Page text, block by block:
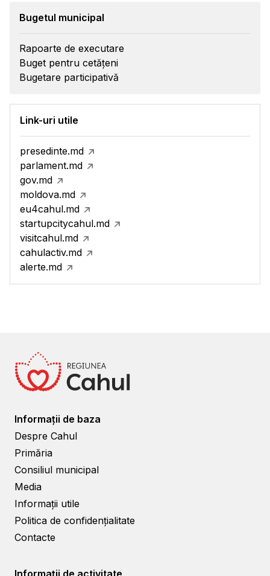
Bugetul municipal
Rapoarte de executare
Buget pentru cetățeni
Bugetare participativă
Link-uri utile
presedinte.md
parlament.md
gov.md
moldova.md
eu4cahul.md
startupcitycahul.md
visitcahul.md
cahulactiv.md
alerte.md
Informații de baza
Despre Cahul
Primăria
Consiliul municipal
Media
Informații utile
Politica de confidențialitate
Contacte
Informații de activitate